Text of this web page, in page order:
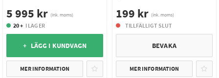
5 995 kr (ink. moms)
20 + I LAGER
+ LÄGG I KUNDVAGN
MER INFORMATION
199 kr (ink. moms)
TILLFÄLLIGT SLUT
BEVAKA
MER INFORMATION